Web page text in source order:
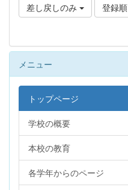
差し戻しのみ 登録順
メニュー
トップページ
学校の概要
本校の教育
各学年からのページ